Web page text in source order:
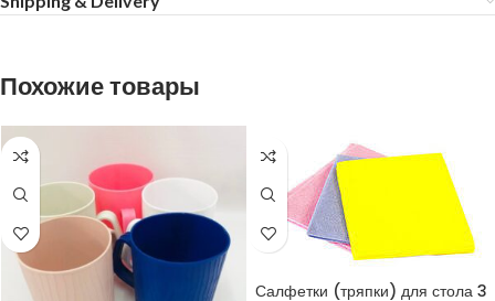
Похожие товары
Салфетки (тряпки) для стола 3